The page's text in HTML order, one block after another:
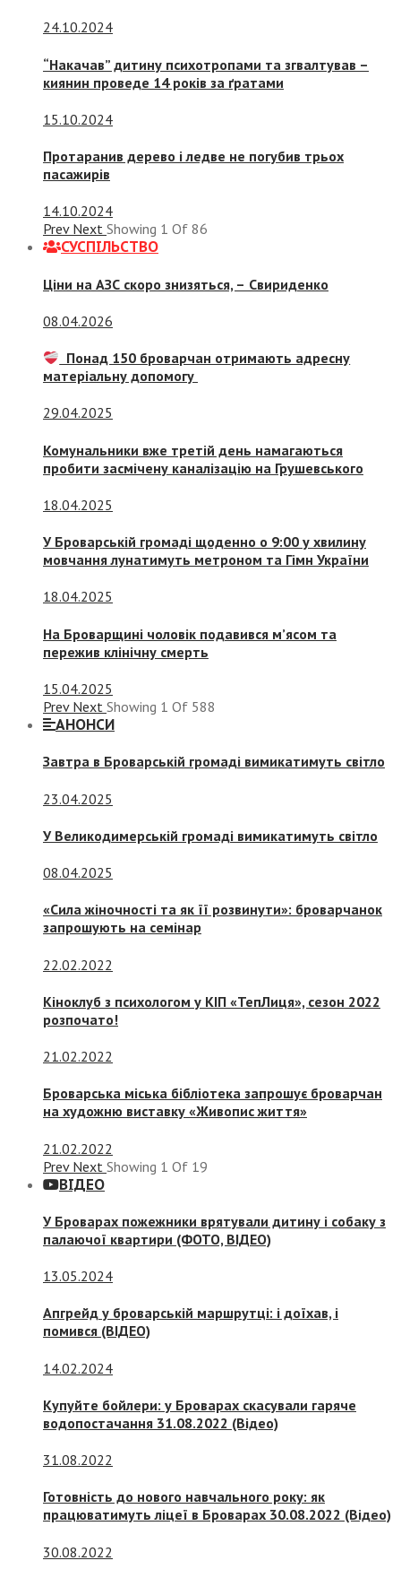
24.10.2024
“Накачав” дитину психотропами та згвалтував –
киянин проведе 14 років за ґратами
15.10.2024
Протаранив дерево і ледве не погубив трьох
пасажирів
14.10.2024
Prev Next Showing 1 Of 86
СУСПIЛЬСТВО
Ціни на АЗС скоро знизяться, – Свириденко
08.04.2026
Понад 150 броварчан отримають адресну
матеріальну допомогу
29.04.2025
Комунальники вже третій день намагаються
пробити засмічену каналізацію на Грушевського
18.04.2025
У Броварській громаді щоденно о 9:00 у хвилину
мовчання лунатимуть метроном та Гімн України
18.04.2025
На Броварщині чоловік подавився м’ясом та
пережив клінічну смерть
15.04.2025
Prev Next Showing 1 Of 588
АНОНСИ
Завтра в Броварській громаді вимикатимуть світло
23.04.2025
У Великодимерській громаді вимикатимуть світло
08.04.2025
«Сила жіночності та як її розвинути»: броварчанок
запрошують на семінар
22.02.2022
Кіноклуб з психологом у КІП «ТепЛиця», сезон 2022
розпочато!
21.02.2022
Броварська міська бібліотека запрошує броварчан
на художню виставку «Живопис життя»
21.02.2022
Prev Next Showing 1 Of 19
ВІДЕО
У Броварах пожежники врятували дитину і собаку з
палаючої квартири (ФОТО, ВІДЕО)
13.05.2024
Апгрейд у броварській маршрутці: і доїхав, і
помився (ВІДЕО)
14.02.2024
Купуйте бойлери: у Броварах скасували гаряче
водопостачання 31.08.2022 (Відео)
31.08.2022
Готовність до нового навчального року: як
працюватимуть ліцеї в Броварах 30.08.2022 (Відео)
30.08.2022